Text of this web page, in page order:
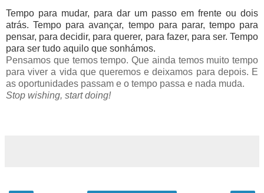
Tempo para mudar, para dar um passo em frente ou dois
atrás. Tempo para avançar, tempo para parar, tempo para
pensar, para decidir, para querer, para fazer, para ser. Tempo
para ser tudo aquilo que sonhámos.
Pensamos que temos tempo. Que ainda temos muito tempo
para viver a vida que queremos e deixamos para depois. E
as oportunidades passam e o tempo passa e nada muda.
Stop wishing, start doing!